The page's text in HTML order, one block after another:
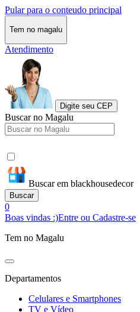
Pular para o conteudo principal
Tem no magalu
Atendimento
Digite seu CEP
Buscar no Magalu
Buscar em blackhousedecor
Buscar
0
Boas vindas :)Entre ou Cadastre-se
Tem no Magalu
Departamentos
Celulares e Smartphones
TV e Vídeo